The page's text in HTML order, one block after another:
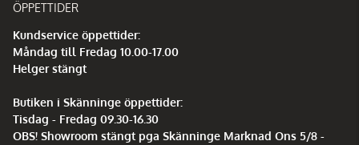
ÖPPETTIDER
Kundservice öppettider:
Måndag till Fredag 10.00-17.00
Helger stängt
Butiken i Skänninge öppettider:
Tisdag - Fredag 09.30-16.30
OBS! Showroom stängt pga Skänninge Marknad Ons 5/8 -